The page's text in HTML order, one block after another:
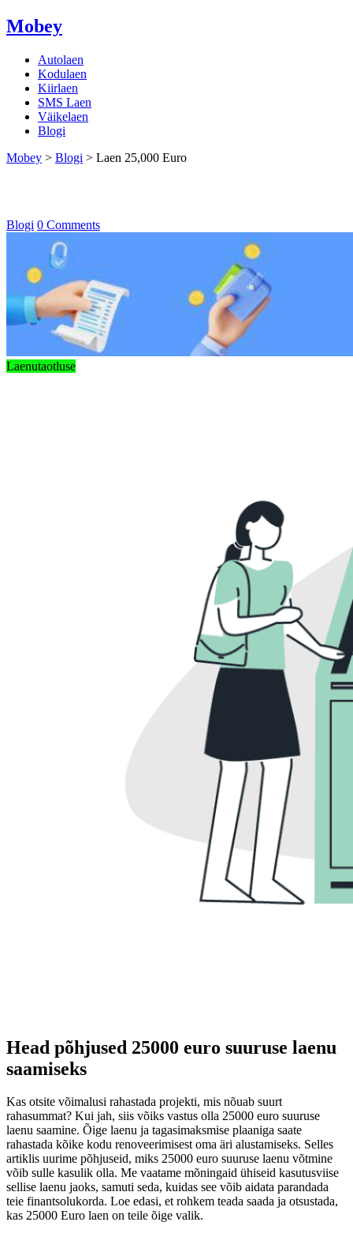
Mobey
Autolaen
Kodulaen
Kiirlaen
SMS Laen
Väikelaen
Blogi
Mobey > Blogi > Laen 25,000 Euro
Blogi 0 Comments
Laenutaotluse
Head põhjused 25000 euro suuruse laenu
saamiseks
Kas otsite võimalusi rahastada projekti, mis nõuab suurt
rahasummat? Kui jah, siis võiks vastus olla 25000 euro suuruse
laenu saamine. Õige laenu ja tagasimaksmise plaaniga saate
rahastada kõike kodu renoveerimisest oma äri alustamiseks. Selles
artiklis uurime põhjuseid, miks 25000 euro suuruse laenu võtmine
võib sulle kasulik olla. Me vaatame mõningaid ühiseid kasutusviise
sellise laenu jaoks, samuti seda, kuidas see võib aidata parandada
teie finantsolukorda. Loe edasi, et rohkem teada saada ja otsustada,
kas 25000 Euro laen on teile õige valik.